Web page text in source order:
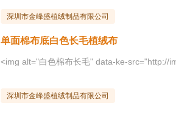
深圳市金峰盛植绒制品有限公司
单面棉布底白色长毛植绒布
深圳市金峰盛植绒制品有限公司